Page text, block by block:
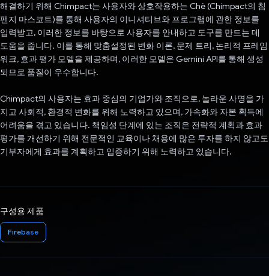
해결하기 위해 Chimpact는 사용자와 상호작용하는 Chë (Chimpact의 침
팬지 마스코트)를 통해 사용자의 이니셔티브와 프로그램에 관한 정보를
입력받고, 이러한 정보를 바탕으로 사용자를 안내하고 도구를 만드는 데
도움을 줍니다. 이를 통해 맞춤설정된 변화 이론, 문제 트리, 논리적 프레임
워크, 효과 평가 모델을 제공하며, 이러한 모델은 Gemini API를 통해 생성
되므로 품질이 우수합니다.
Chimpact의 사용자는 효과 중심의 기업가와 조직으로, 놀라운 사명을 가
지고 사회적, 환경적 변화를 위해 노력하고 있으며, 가속화와 자본 획득에
어려움을 겪고 있습니다. 책임성 단계에 있는 조직은 전략적 계획과 효과
평가를 개선하기 위해 전문적인 교육이나 채용에 많은 투자를 하지 않고도
기부자에게 효과를 계획하고 입증하기 위해 노력하고 있습니다.
구성용 제품
Firebase